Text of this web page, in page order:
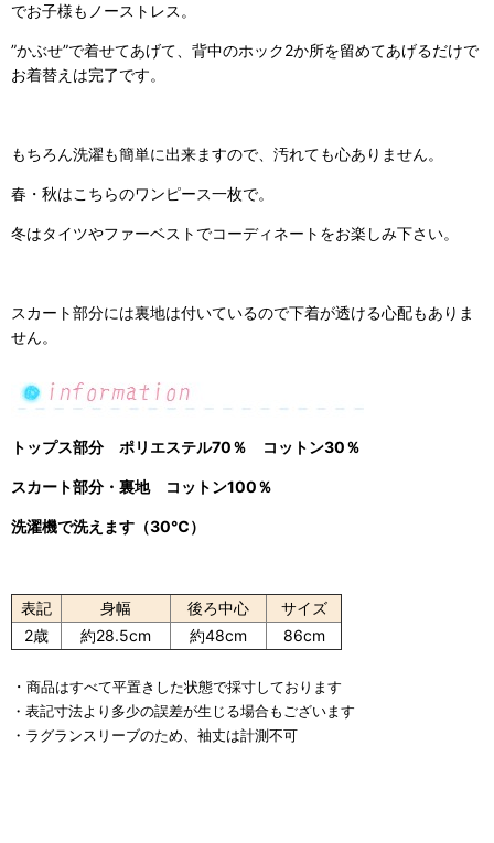
でお子様もノーストレス。
”かぶせ”で着せてあげて、背中のホック2か所を留めてあげるだけで
お着替えは完了です。
もちろん洗濯も簡単に出来ますので、汚れても心ありません。
春・秋はこちらのワンピース一枚で。
冬はタイツやファーベストでコーディネートをお楽しみ下さい。
スカート部分には裏地は付いているので下着が透ける心配もありま
せん。
トップス部分 ポリエステル70％ コットン30％
スカート部分・裏地 コットン100％
洗濯機で洗えます（30℃）
表記 身幅 後ろ中心
サイズ
2歳
約28.5cm 約48cm 86cm
・ 商品はすべて平置きした状態で採寸しております
・表記寸法より多少の誤差が生じる場合もございます
・ラグランスリーブのため、袖丈は計測不可